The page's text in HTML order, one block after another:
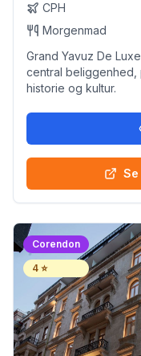
CPH
Morgenmad
Grand Yavuz De
central
historie og kultur.
Corendon
4 ⭐